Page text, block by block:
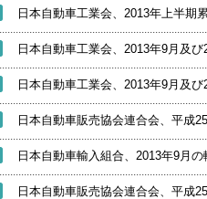
日本自動車工業会、2013年上半期
日本自動車工業会、2013年9月及
日本自動車工業会、2013年9月及
日本自動車販売協会連合会、平成
日本自動車輸入組合、2013年9月
日本自動車販売協会連合会、平成